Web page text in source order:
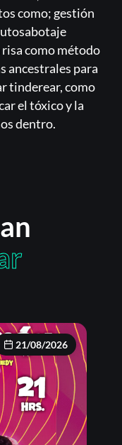
como; gestión
como método
ancestrales para
tinderear, como
el tóxico y la
dentro.
21/08/2026